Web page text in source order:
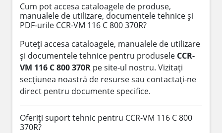
Cum pot accesa cataloagele de produse,
manualele de utilizare, documentele tehnice și
PDF-urile CCR-VM 116 C 800 370R?
Puteți accesa cataloagele, manualele de utilizare
și documentele tehnice pentru produsele CCR-
VM 116 C 800 370R pe site-ul nostru. Vizitați
secțiunea noastră de resurse sau contactați-ne
direct pentru documente specifice.
Oferiți suport tehnic pentru CCR-VM 116 C 800
370R?